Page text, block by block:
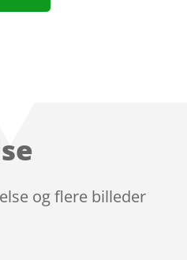
og flere billeder